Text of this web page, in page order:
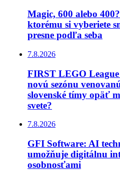
Magic, 600 alebo
ktorému si vyberiete
presne podľa seba
7.8.2026
FIRST LEGO
novú sezónu
slovenské tímy opäť
svete?
7.8.2026
GFI Software: AI
umožňuje digitálnu
osobnosťami